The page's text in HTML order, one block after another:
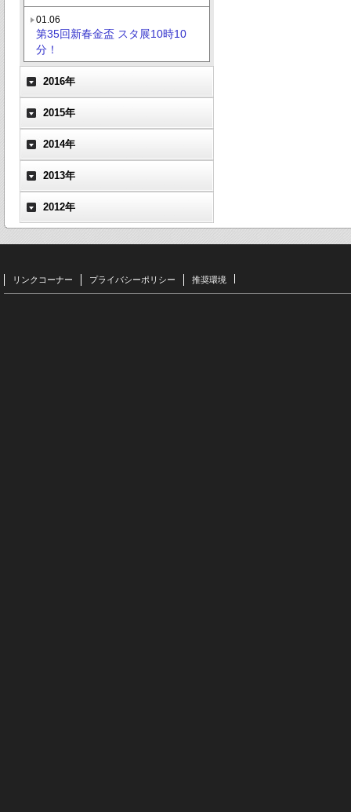
01.06
第35回新春金盃 スタ展10時10
分！
2016年
2015年
2014年
2013年
2012年
リンクコーナー プライバシーポリシー 推奨環境